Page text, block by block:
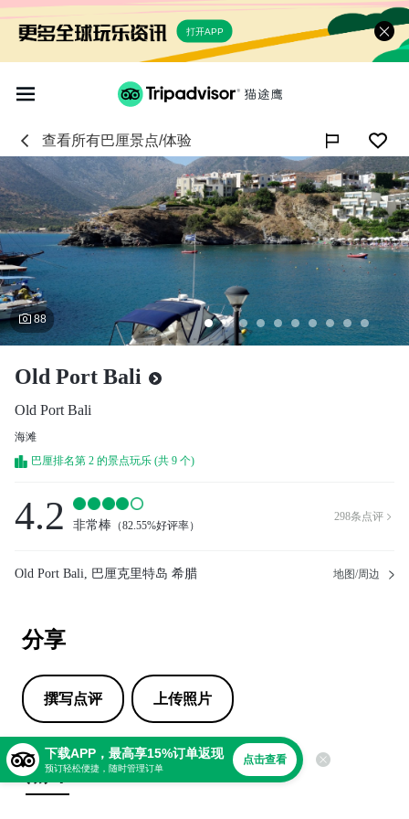
打开APP
查看所有巴厘景点/体验
88
Old Port Bali
Old Port Bali
海滩
巴厘排名第 2 的景点玩乐 (共 9 个)
4.2 非常棒 （82.55%好评率）
298条点评 
Old Port Bali, 巴厘克里特岛 希腊 地图/周边
分享
撰写点评 上传照片
点评
下载APP，最高享15%订单返现
预订轻松便捷，随时管理订单
点击查看